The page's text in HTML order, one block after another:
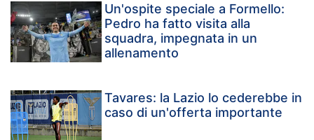
Un'ospite speciale a Formello:
Pedro ha fatto visita alla
squadra, impegnata in un
allenamento
Tavares: la Lazio lo cederebbe in
caso di un'offerta importante